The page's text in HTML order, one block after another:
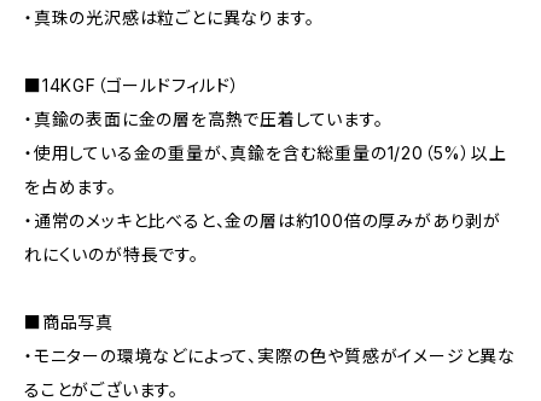
・真珠の光沢感は粒ごとに異なります。
■14KGF（ゴールドフィルド）
・真鍮の表面に金の層を高熱で圧着しています。
・使用している金の重量が、真鍮を含む総重量の1/20（5%）以上
を占めます。
・通常のメッキと比べると、金の層は約100倍の厚みがあり剥が
れにくいのが特長です。
■商品写真
・モニターの環境などによって、実際の色や質感がイメージと異な
ることがございます。